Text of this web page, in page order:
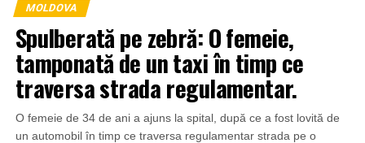
MOLDOVA
Spulberată pe zebră: O femeie,
tamponată de un taxi în timp ce
traversa strada regulamentar.
O femeie de 34 de ani a ajuns la spital, după ce a fost lovită de
un automobil în timp ce traversa regulamentar strada pe o